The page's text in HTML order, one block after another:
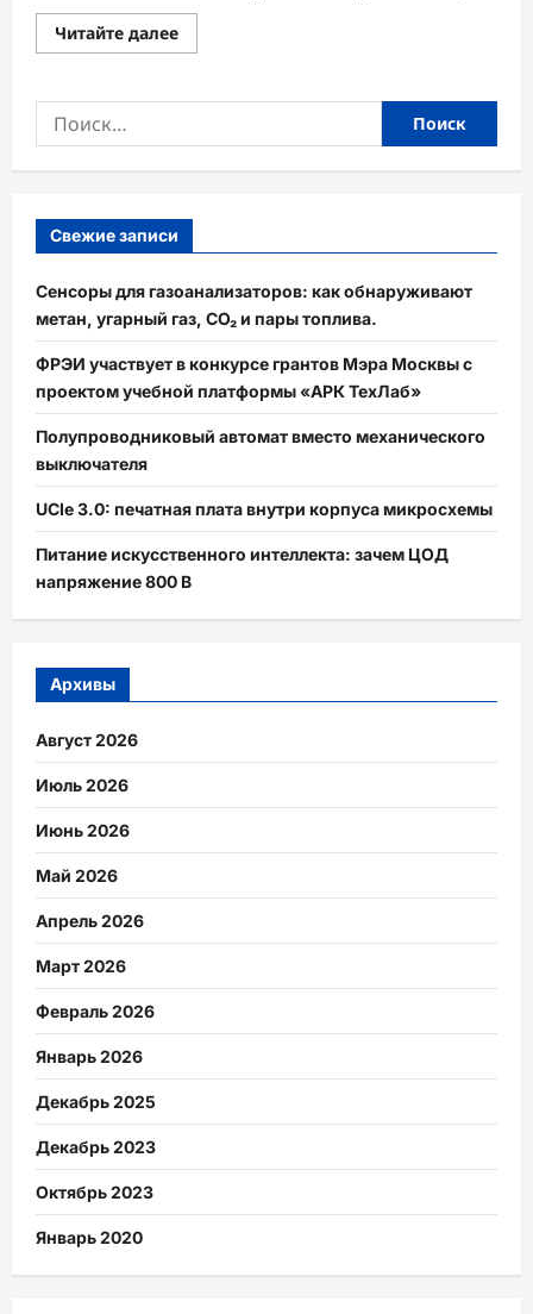
Читайте далееПрочитать
больше
алхимия:
создает
технологий
Найти:
Свежие записи
Сенсоры для газоанализаторов: как обнаруживают
метан, угарный газ, CO₂ и пары топлива.
ФРЭИ участвует в конкурсе грантов Мэра Москвы с
проектом учебной платформы «АРК ТехЛаб»
Полупроводниковый автомат вместо механического
выключателя
UCIe 3.0: печатная плата внутри корпуса микросхемы
Питание искусственного интеллекта: зачем ЦОД
напряжение 800 В
Архивы
Август 2026
Июль 2026
Июнь 2026
Май 2026
Апрель 2026
Март 2026
Февраль 2026
Январь 2026
Декабрь 2025
Декабрь 2023
Октябрь 2023
Январь 2020